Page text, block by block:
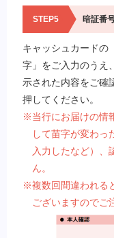
STEP5 暗証番
キャッシュカードの
字」をご入力のうえ
示された内容をご確
押してください。
※当行にお届けの情
して苗字が変わっ
入力したなど）、
ん。
※複数回間違われる
ございますのでご